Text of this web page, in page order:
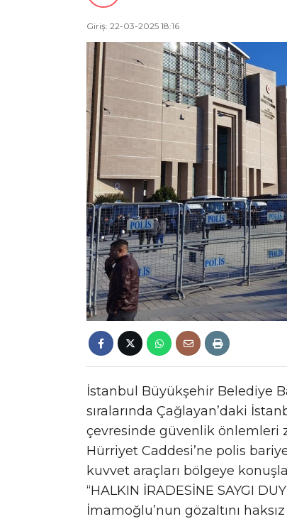
Giriş: 22-03-2025 18:16
İstanbul Büyükşehir Belediye
sıralarında Çağlayan’daki
çevresinde güvenlik önlemleri
Hürriyet Caddesi’ne polis
kuvvet araçları bölgeye
“HALKIN İRADESİNE SAYGI
İmamoğlu’nun gözaltını